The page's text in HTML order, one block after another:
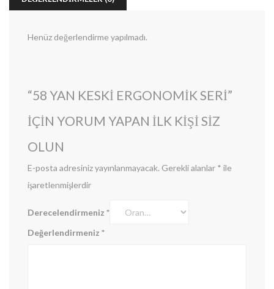
Henüz değerlendirme yapılmadı.
“58 YAN KESKI ERGONOMIK SERI”
IÇIN YORUM YAPAN ILK KIŞI SIZ
OLUN
E-posta adresiniz yayınlanmayacak. Gerekli alanlar * ile
işaretlenmişlerdir
Derecelendirmeniz *
Değerlendirmeniz *